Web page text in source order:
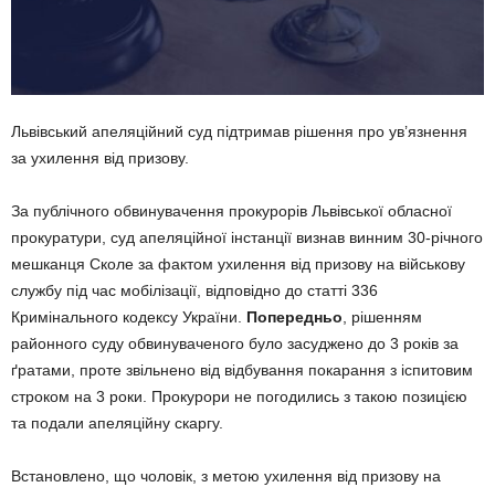
Львівський апеляційний суд підтримав рішення про ув’язнення
за ухилення від призову.
За публічного обвинувачення прокурорів Львівської обласної
прокуратури, суд апеляційної інстанції визнав винним 30-річного
мешканця Сколе за фактом ухилення від призову на військову
службу під час мобілізації, відповідно до статті 336
Кримінального кодексу України. Попередньо , рішенням
районного суду обвинуваченого було засуджено до 3 років за
ґратами, проте звільнено від відбування покарання з іспитовим
строком на 3 роки. Прокурори не погодились з такою позицією
та подали апеляційну скаргу.
Встановлено, що чоловік, з метою ухилення від призову на